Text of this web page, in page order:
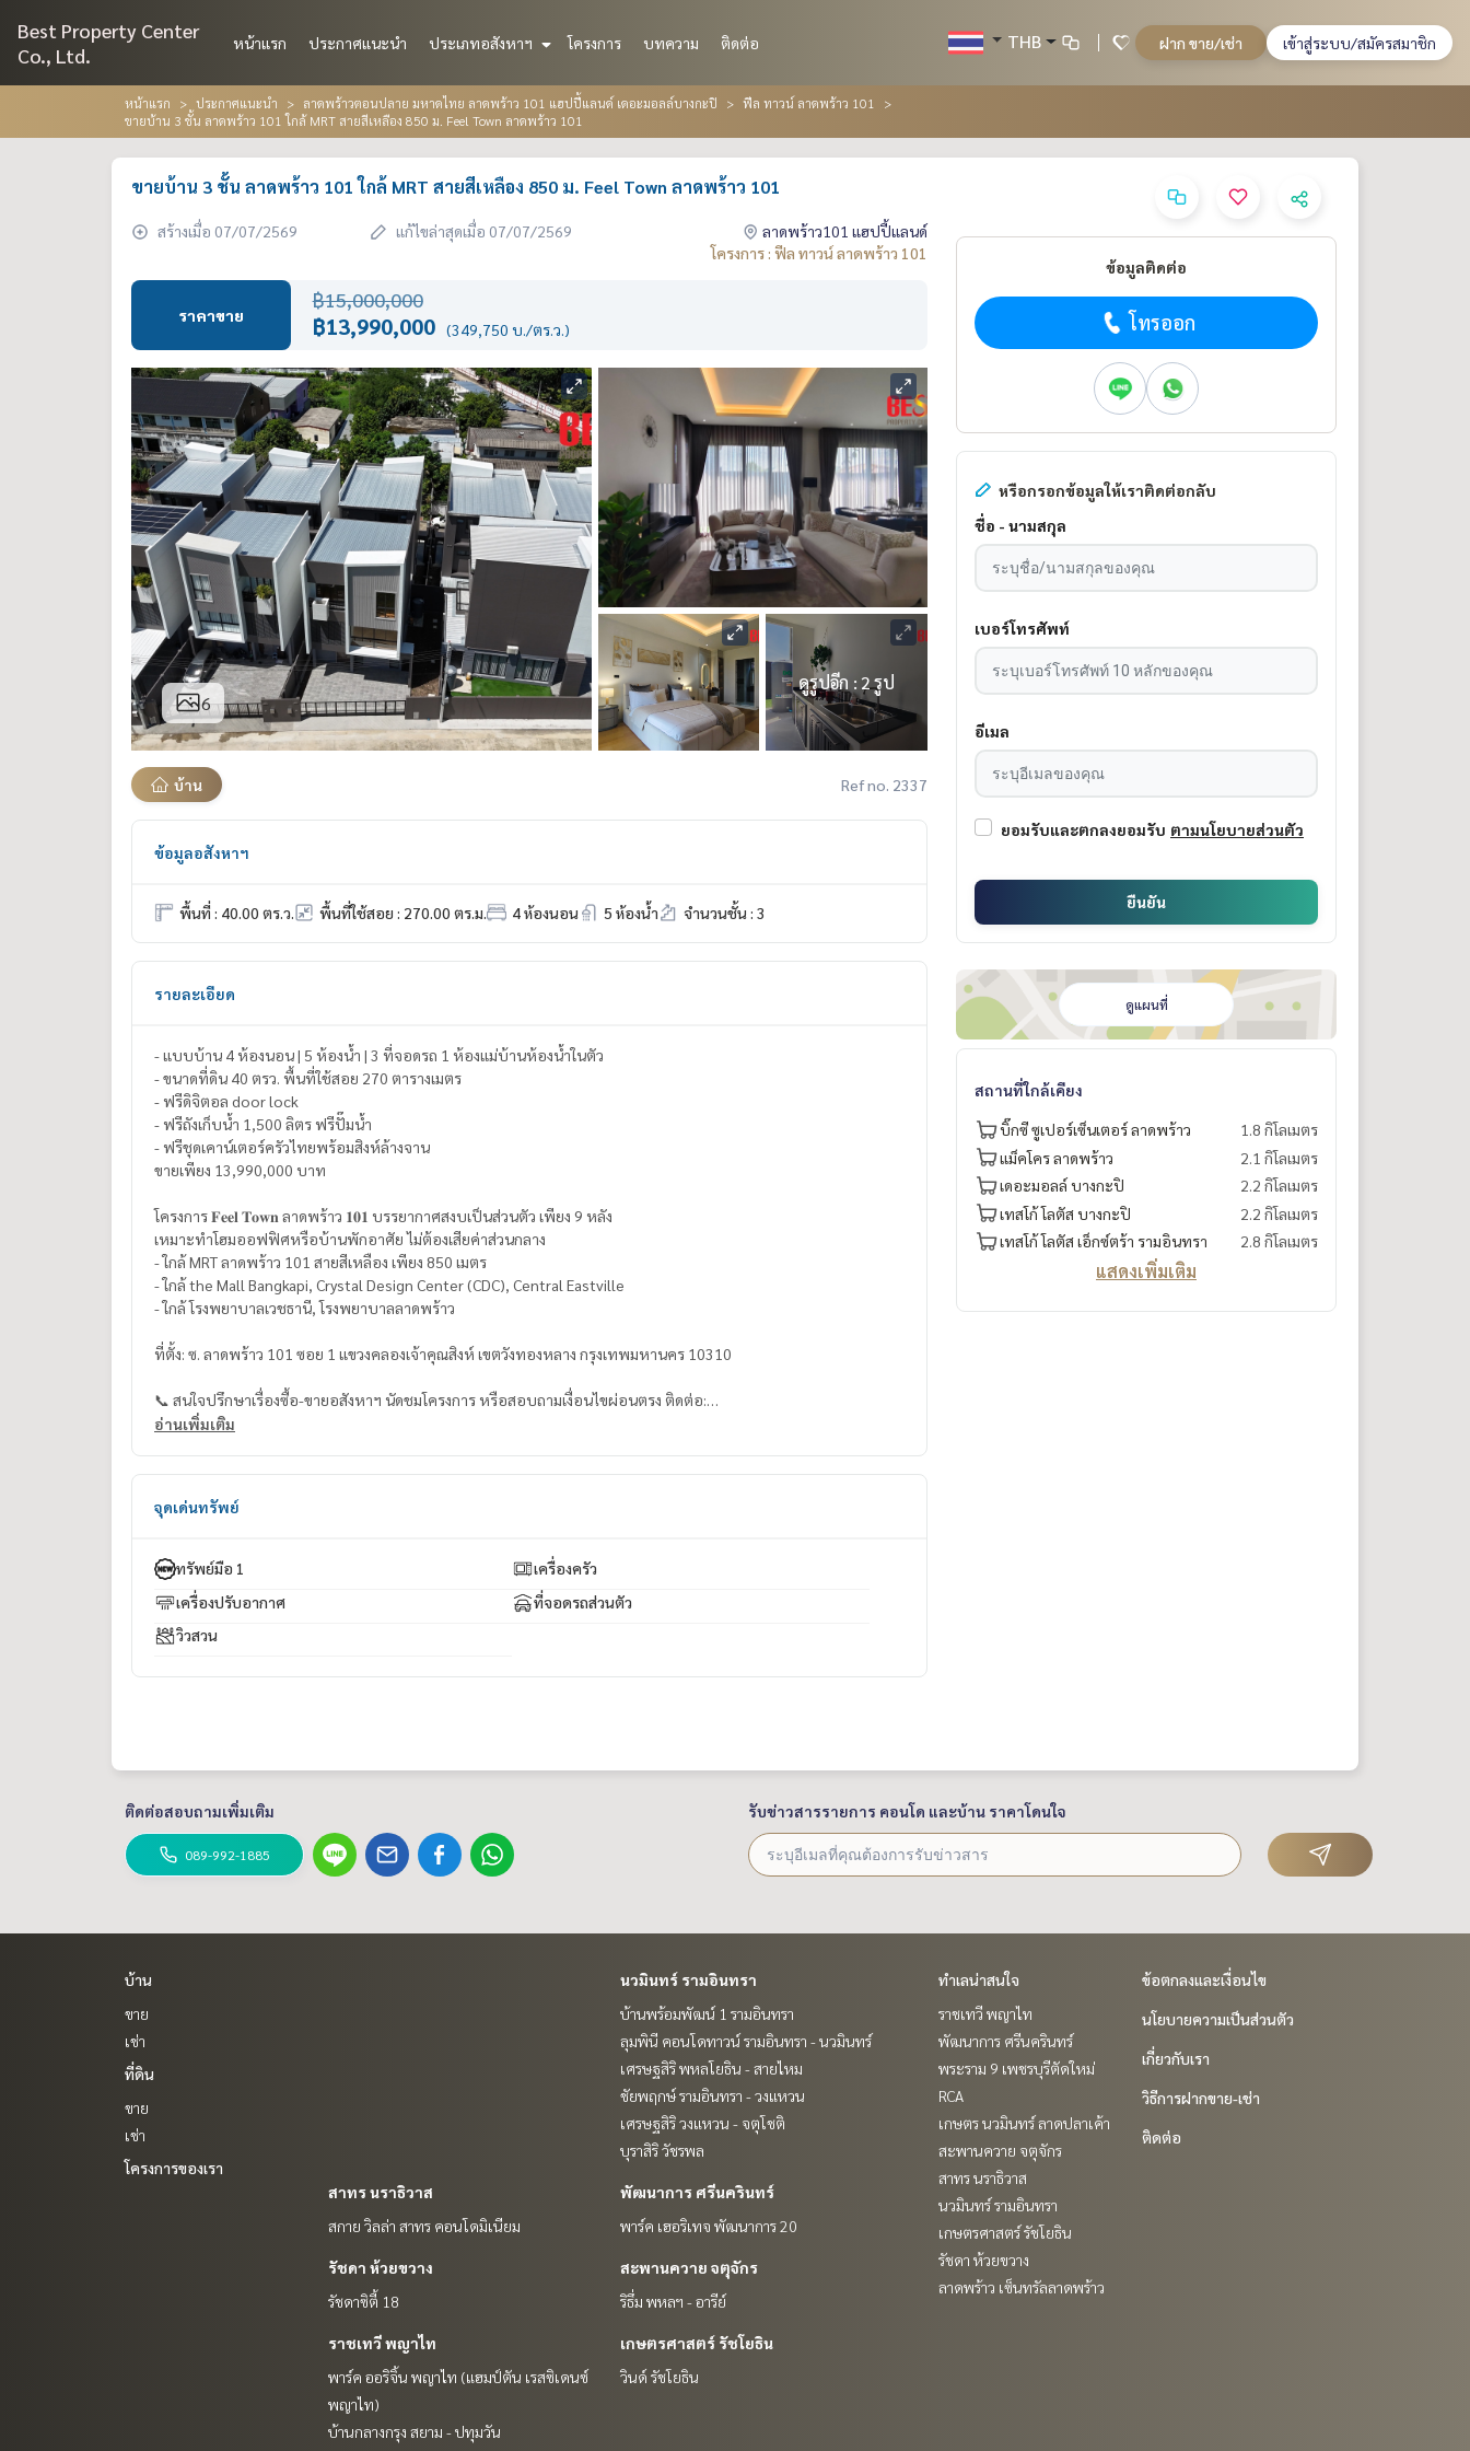
Best Property Center
Co., Ltd.
หน้าแรก ประกาศแนะนำ ประเภทอสังหาฯ โครงการ บทความ ติดต่อ THB ฝาก ขาย/เช่า เข้าสู่ระบบ/สมัครสมาชิก
หน้าแรก ประกาศแนะนำ ลาดพร้าวตอนปลาย มหาดไทย ลาดพร้าว 101 แฮปปี้แลนด์ เดอะมอลล์บางกะปิ
ฟีล ทาวน์ ลาดพร้าว 101
ขายบ้าน 3 ชั้น ลาดพร้าว 101 ใกล้ MRT สายสีเหลือง 850 ม. Feel Town ลาดพร้าว 101
ขายบ้าน 3 ชั้น ลาดพร้าว 101 ใกล้ MRT สายสีเหลือง 850 ม. Feel Town ลาดพร้าว 101
สร้างเมื่อ 07/07/2569 แก้ไขล่าสุดเมื่อ 07/07/2569
ลาดพร้าว101 แฮปปี้แลนด์
โครงการ : ฟีล ทาวน์ ลาดพร้าว 101
ราคาขาย
฿15,000,000
฿13,990,000 (349,750 บ./ตร.ว.)
6
ดูรูปอีก : 2 รูป
บ้าน Ref no. 2337
ข้อมูลอสังหาฯ
พื้นที่ : 40.00 ตร.ว. พื้นที่ใช้สอย : 270.00 ตร.ม. 4 ห้องนอน 5 ห้องน้ำ จำนวนชั้น : 3
รายละเอียด
- แบบบ้าน 4 ห้องนอน | 5 ห้องน้ำ | 3 ที่จอดรถ 1 ห้องแม่บ้านห้องน้ำในตัว
- ขนาดที่ดิน 40 ตรว. พื้นที่ใช้สอย 270 ตารางเมตร
- ฟรีดิจิตอล door lock
- ฟรีถังเก็บน้ำ 1,500 ลิตร ฟรีปั๊มน้ำ
- ฟรีชุดเคาน์เตอร์ครัวไทยพร้อมสิงห์ล้างจาน
ขายเพียง 13,990,000 บาท
โครงการ 𝐅𝐞𝐞𝐥 𝐓𝐨𝐰𝐧 ลาดพร้าว 𝟏𝟎𝟏 บรรยากาศสงบเป็นส่วนตัว เพียง 9 หลัง
เหมาะทำโฮมออฟฟิศหรือบ้านพักอาศัย ไม่ต้องเสียค่าส่วนกลาง
- ใกล้ MRT ลาดพร้าว 101 สายสีเหลือง เพียง 850 เมตร
- ใกล้ the Mall Bangkapi, Crystal Design Center (CDC), Central Eastville
- ใกล้ โรงพยาบาลเวชธานี, โรงพยาบาลลาดพร้าว
ที่ตั้ง: ซ. ลาดพร้าว 101 ซอย 1 แขวงคลองเจ้าคุณสิงห์ เขตวังทองหลาง กรุงเทพมหานคร 10310
📞 สนใจปรึกษาเรื่องซื้อ-ขายอสังหาฯ นัดชมโครงการ หรือสอบถามเงื่อนไขผ่อนตรง ติดต่อ:
* คุณโอ๋:089-992-1885
#ขายบ้านลาดพร้าว101 #บ้าน3ชั้น #บ้านเดี่ยวลาดพร้าว #บ้านใหม่พร้อมอยู่ #บ้านใกล้MRT #MRTลาดพร้าว101 #รถไ
สังหา #ที่ปรึกษาอสังหา #BestPropertyCenter #หาบ้านมือสอง #กู้ซื้อบ้าน #ซื้อบ้านกรุงเทพ #ผู้เชี่ยวชาญงานขายอสัง
หาริมทรัพย์ #นายหน้าอสังหาริมทรัพย์ #นายหน้ามืออาชีพ #รับปรึกษาสินเชื่อบ้าน #นายหน้าบ้านมือหนึ่ง #นายหน้าค
อนโด #โปรโมชั่นบ้าน #ดีลลับบ้าน #อยากได้บ้านงบเท่าไหร่ #ผ่อนตรงไม่ต้องกู้ #RentToOwn #อสังหาริมทรัพย์ #นายห
น้าโอ๋พาชมโครงการ
อ่านเพิ่มเติม
จุดเด่นทรัพย์
ทรัพย์มือ 1
เครื่องครัว
เครื่องปรับอากาศ
ที่จอดรถส่วนตัว
วิวสวน
ข้อมูลติดต่อ
โทรออก
หรือกรอกข้อมูลให้เราติดต่อกลับ
ชื่อ - นามสกุล
เบอร์โทรศัพท์
อีเมล
ยอมรับและตกลงยอมรับ ตามนโยบายส่วนตัว
ยืนยัน
ดูแผนที่
สถานที่ใกล้เคียง
บิ๊กซี ซูเปอร์เซ็นเตอร์ ลาดพร้าว
1.8 กิโลเมตร
แม็คโคร ลาดพร้าว
2.1 กิโลเมตร
เดอะมอลล์ บางกะปิ
2.2 กิโลเมตร
เทสโก้ โลตัส บางกะปิ
2.2 กิโลเมตร
เทสโก้ โลตัส เอ็กซ์ตร้า รามอินทรา
2.8 กิโลเมตร
แสดงเพิ่มเติม
ติดต่อสอบถามเพิ่มเติม
089-992-1885
รับข่าวสารรายการ คอนโด และบ้าน ราคาโดนใจ
บ้าน
ขาย
เช่า
ที่ดิน
ขาย
เช่า
โครงการของเรา
นวมินทร์ รามอินทรา
บ้านพร้อมพัฒน์ 1 รามอินทรา
ลุมพินี คอนโดทาวน์ รามอินทรา - นวมินทร์
เศรษฐสิริ พหลโยธิน - สายไหม
ชัยพฤกษ์ รามอินทรา - วงแหวน
เศรษฐสิริ วงแหวน - จตุโชติ
บุราสิริ วัชรพล
สาทร นราธิวาส
สกาย วิลล่า สาทร คอนโดมิเนียม
พัฒนาการ ศรีนครินทร์
พาร์ค เฮอริเทจ พัฒนาการ 20
รัชดา ห้วยขวาง
รัชดาซิตี้ 18
สะพานควาย จตุจักร
ริธึ่ม พหลฯ - อารีย์
ราชเทวี พญาไท
พาร์ค ออริจิ้น พญาไท (แฮมป์ตัน เรสซิเดนซ์
พญาไท)
บ้านกลางกรุง สยาม - ปทุมวัน
เกษตรศาสตร์ รัชโยธิน
วินด์ รัชโยธิน
ทำเลน่าสนใจ
ราชเทวี พญาไท
พัฒนาการ ศรีนครินทร์
พระราม 9 เพชรบุรีตัดใหม่
RCA
เกษตร นวมินทร์ ลาดปลาเค้า
สะพานควาย จตุจักร
สาทร นราธิวาส
นวมินทร์ รามอินทรา
เกษตรศาสตร์ รัชโยธิน
รัชดา ห้วยขวาง
ลาดพร้าว เซ็นทรัลลาดพร้าว
ข้อตกลงและเงื่อนไข
นโยบายความเป็นส่วนตัว
เกี่ยวกับเรา
วิธีการฝากขาย-เช่า
ติดต่อ